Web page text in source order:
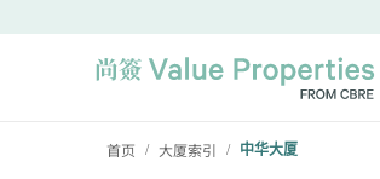
首页 / 大厦索引 / 中华大厦